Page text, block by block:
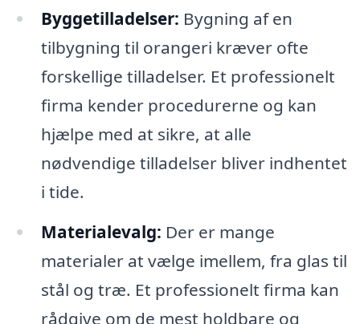
Byggetilladelser: Bygning af en
tilbygning til orangeri kræver ofte
forskellige tilladelser. Et professionelt
firma kender procedurerne og kan
hjælpe med at sikre, at alle
nødvendige tilladelser bliver indhentet
i tide.
Materialevalg: Der er mange
materialer at vælge imellem, fra glas til
stål og træ. Et professionelt firma kan
rådgive om de mest holdbare og